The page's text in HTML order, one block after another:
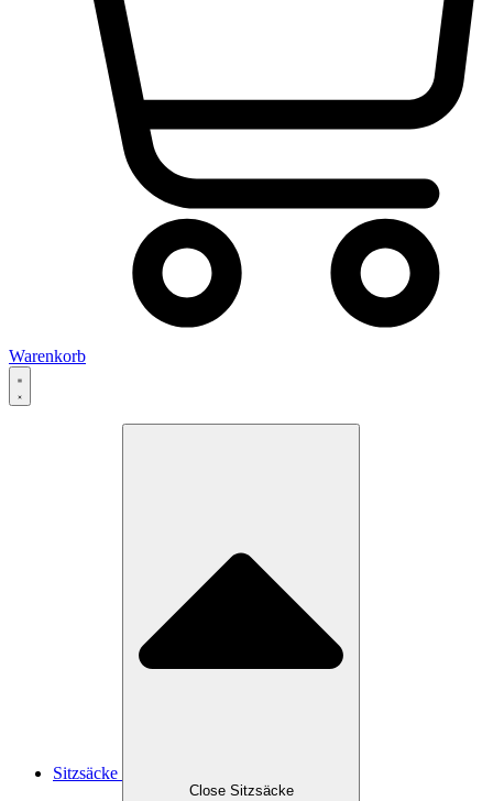
Warenkorb
Sitzsäcke
Close Sitzsäcke